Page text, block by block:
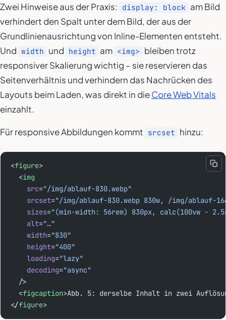
Zwei Hinweise aus der Praxis: display: block am Bild
verhindert den Spalt unter dem Bild, der aus der
Grundlinienausrichtung von Inline-Elementen entsteht.
Und width und height am <img> bleiben trotz
responsiver Skalierung wichtig – sie reservieren das
Seitenverhältnis und verhindern das Nachrücken des
Layouts beim Laden, was direkt in dieCore Web Vitals
einzahlt.
Für responsive Abbildungen kommt srcset hinzu:
<figure>
  <
img
    src
="/img/ablauf-830.webp"
    srcset
="/img/ablauf-830.webp 830w, /img/ablauf-
    sizes
="(min-width: 56rem) 830px, calc(100vw -
    alt
="…"
    width
="830"
    height
="400"
    loading
="lazy"
    decoding
="async"
  />
  <
figcaption>Abb. 5: derselbe Inhalt in zwei
</figure>